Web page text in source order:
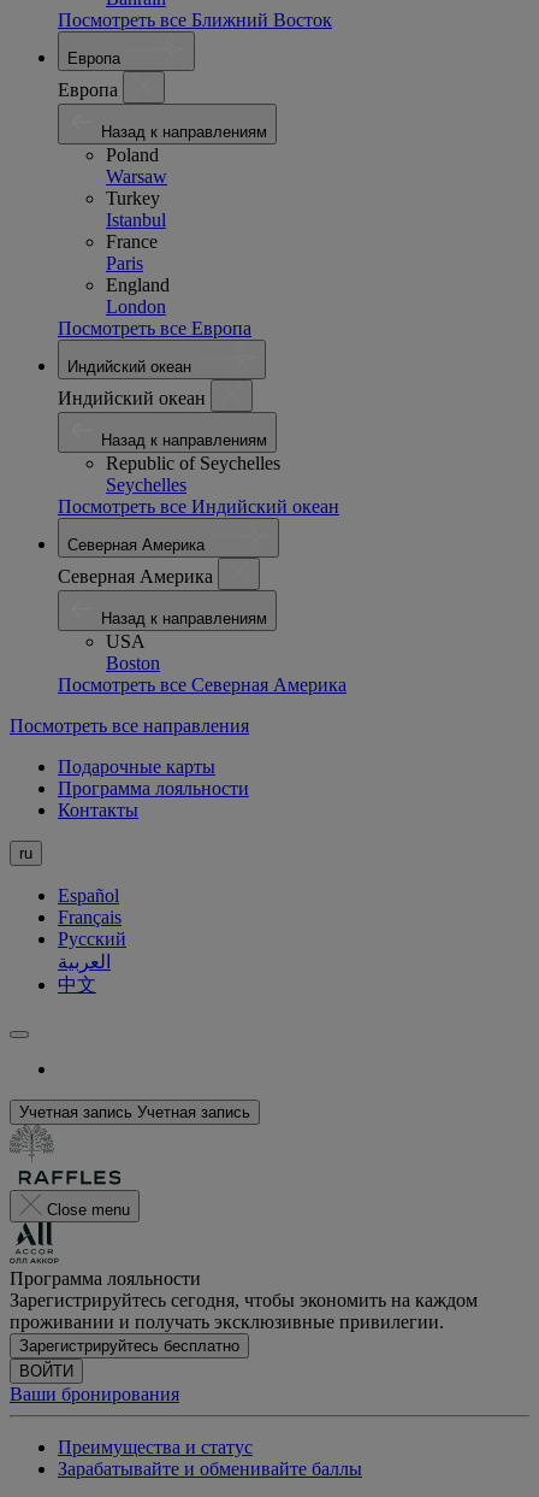
Посмотреть все Ближний Восток
Европа
Европа
Назад к направлениям
Poland
Warsaw
Turkey
Istanbul
France
Paris
England
London
Посмотреть все Европа
Индийский океан
Индийский океан
Назад к направлениям
Republic of Seychelles
Seychelles
Посмотреть все Индийский океан
Северная Америка
Северная Америка
Назад к направлениям
USA
Boston
Посмотреть все Северная Америка
Посмотреть все направления
Подарочные карты
Программа лояльности
Контакты
ru
Español
Français
Русский
العربية
中文
Учетная запись Учетная запись
Close menu
Программа лояльности
Зарегистрируйтесь сегодня, чтобы экономить на каждом
проживании и получать эксклюзивные привилегии.
Зарегистрируйтесь бесплатно
ВОЙТИ
Ваши бронирования
Преимущества и статус
Зарабатывайте и обменивайте баллы